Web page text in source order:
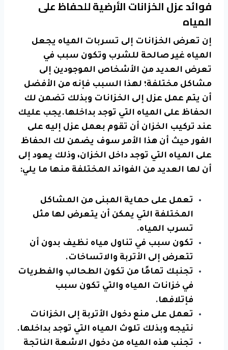
فوائد عزل الخزانات الأرضية للحفاظ على
المياه
إن تعرض الخزانات إلى تسربات المياه يجعل
المياه غير صالحة للشرب وتكون سبب في
تعرض العديد من الأشخاص الموجودين إلى
مشاكل مختلفة؛ لهذا السبب فإنه من الأفضل
أن يتم عمل عزل إلى الخزانات وبذلك تضمن لك
الحفاظ على المياه التي توجد بداخلها.يجب عليك
عند تركيب الخزان أن تقوم بعمل عزل إليه على
الفور حيث أن هذا الأمر سوف يضمن لك الحفاظ
على المياه التي توجد داخل الخزان، وذلك يعود إلى
أن لها العديد من الفوائد المختلفة منها ما يلي:
تعمل على حماية المبنى من المشاكل
المختلفة التي يمكن أن يتعرض لها مثل
تسرب المياه.
تكون سبب في تناول مياه نظيف بدون أن
تتعرض إلى الأتربة والاتساخات.
تجنبك تمامًا من تكون الطحالب والفطريات
في خزانات المياه والتي تكون سبب
فإتلافها.
تعمل على منع دخول الأتربة إلى الخزانات
نتيجه وبذلك تلوث المياه التي توجد بداخلها.
تجنب هذه المياه من دخول الاشعة الناتجة